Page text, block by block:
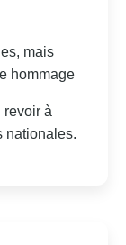
mais
hommage
revoir à
nationales.